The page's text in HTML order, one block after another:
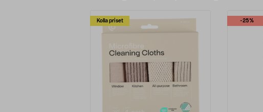
Kolla priset -25%